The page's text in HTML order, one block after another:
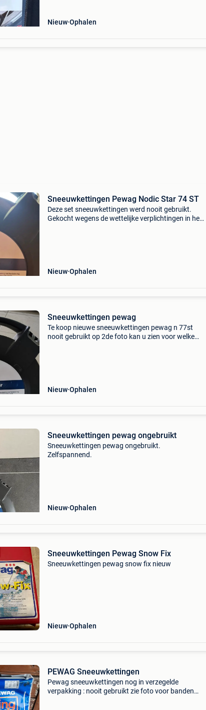
Nieuw Ophalen
Sneeuwkettingen Pewag Nodic Star 74 ST
Deze set sneeuwkettingen werd nooit gebruikt.
Gekocht wegens de wettelijke verplichtingen in het
Nieuw Ophalen
Sneeuwkettingen pewag
Te koop nieuwe sneeuwkettingen pewag n 77st
nooit gebruikt op 2de foto kan u zien voor welke
Nieuw Ophalen
Sneeuwkettingen pewag ongebruikt
Sneeuwkettingen pewag ongebruikt.
Zelfspannend.
Nieuw Ophalen
Sneeuwkettingen Pewag Snow Fix
Sneeuwkettingen pewag snow fix nieuw
Nieuw Ophalen
PEWAG Sneeuwkettingen
Pewag sneeuwkettingen nog in verzegelde
verpakking : nooit gebruikt zie foto voor banden